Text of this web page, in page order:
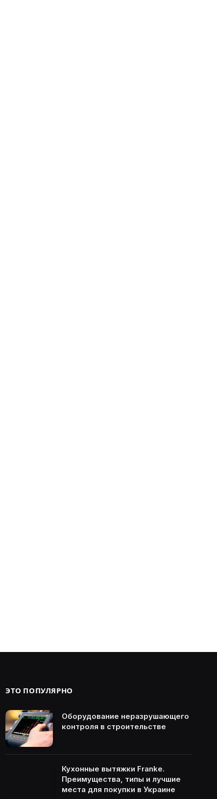
ЭТО ПОПУЛЯРНО
Оборудование неразрушающего
контроля в строительстве
Кухонные вытяжки Franke.
Преимущества, типы и лучшие
места для покупки в Украине